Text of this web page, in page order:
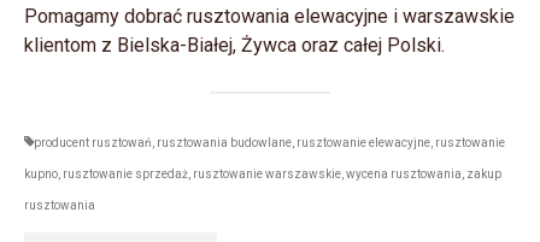
Pomagamy dobrać rusztowania elewacyjne i warszawskie
klientom z Bielska-Białej, Żywca oraz całej Polski.
producent rusztowań rusztowania budowlane rusztowanie elewacyjne rusztowanie
kupno rusztowanie sprzedaż rusztowanie warszawskie wycena rusztowania zakup
rusztowania